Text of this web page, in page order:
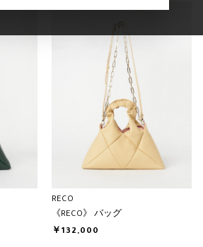
RECO
《RECO》 バッグ
￥132,000